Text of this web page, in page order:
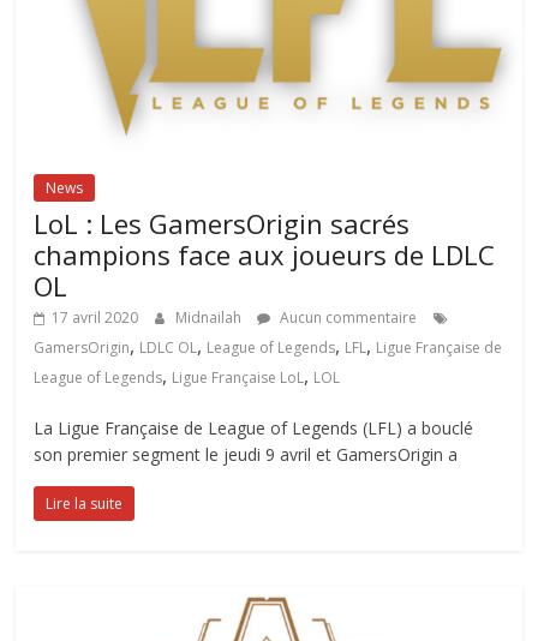
News
LoL : Les GamersOrigin sacrés
champions face aux joueurs de LDLC
OL
17 avril 2020 Midnailah
Aucun commentaire
GamersOrigin, LDLC OL, League of Legends, LFL, Ligue Française de
League of Legends, Ligue Française LoL, LOL
La Ligue Française de League of Legends (LFL) a bouclé
son premier segment le jeudi 9 avril et GamersOrigin a
Lire la suite